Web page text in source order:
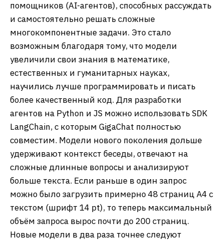
помощников (AI-агентов), способных рассуждать
и самостоятельно решать сложные
многокомпонентные задачи. Это стало
возможным благодаря тому, что модели
увеличили свои знания в математике,
естественных и гуманитарных науках,
научились лучше программировать и писать
более качественный код. Для разработки
агентов на Python и JS можно использовать SDK
LangChain, с которым GigaChat полностью
совместим. Модели нового поколения дольше
удерживают контекст беседы, отвечают на
сложные длинные вопросы и анализируют
больше текста. Если раньше в один запрос
можно было загрузить примерно 48 страниц A4 с
текстом (шрифт 14 pt), то теперь максимальный
объём запроса вырос почти до 200 страниц.
Новые модели в два раза точнее следуют